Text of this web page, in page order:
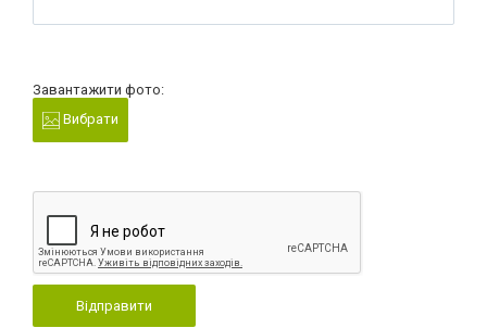
Завантажити фото:
Вибрати
Відправити